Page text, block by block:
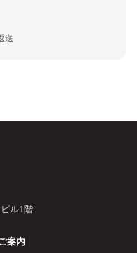
送
ル1階
案内